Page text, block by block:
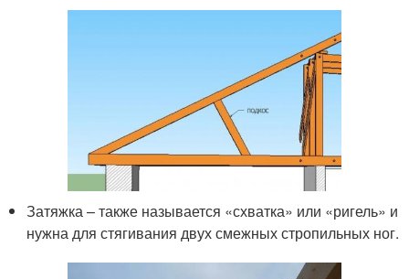
Затяжка – также называется «схватка» или «ригель» и
нужна для стягивания двух смежных стропильных ног.